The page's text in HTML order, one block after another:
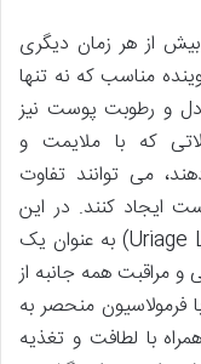
از هر زمان دیگری
مناسب که نه تنها
و رطوبت پوست نیز
که با ملایمت و
می توانند تفاوت
ایجاد کنند. در این
میان، کرم لاوانت اوریاژ (Uriage Lavante Cream) به عنوان یک
و مراقبت همه جانبه از
منحصر به
با لطافت و تغذیه